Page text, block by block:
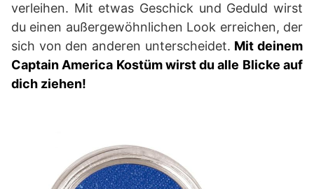
verleihen. Mit etwas Geschick und Geduld wirst
du einen außergewöhnlichen Look erreichen, der
sich von den anderen unterscheidet. Mit deinem
Captain America Kostüm wirst du alle Blicke auf
dich ziehen!